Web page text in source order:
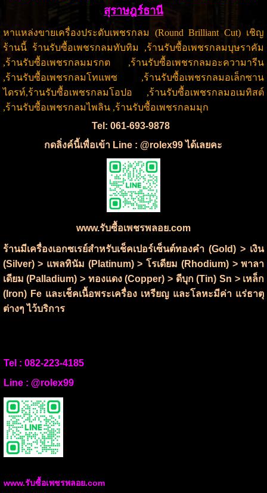
สุราษฎร์ธานี
หาแหล่งขายเครื่องประดับเพชรกลม (Round Brilliant Cut) เชิญ
ร้านนี้ ร้านรับซื้อเพชรกลมทับทิม ,ร้านรับซื้อเพชรกลมบุษราคัม
,ร้านรับซื้อเพชรกลมมรกต ,ร้านรับซื้อเพชรกลมอะความารีน
,ร้านรับซื้อเพชรกลมโทแพซ ,ร้านรับซื้อเพชรกลมอเล็กซาน
ไดรท์,ร้านรับซื้อเพชรกลมโอปอ ,ร้านรับซื้อเพชรกลมอเมทิสต์
,ร้านรับซื้อเพชรกลมไพลิน ,ร้านรับซื้อเพชรกลมมุก
Tel: 061-693-9878
กดลิ่งค์นี้เพื่อเข้า Line : @rolex99 ได้เลยคะ
www.รับซื้อเพชรพลอย.com
ร้านมีเครื่องเอกซเรย์สำหรับเช็คเปอร์เซ็นต์ทองคำ (Gold) > เงิน
(Silver) > แพลทินัม (Platinum) > โรเดียม (Rhodium) > พาลา
เดียม (Palladium) > ทองแดง (Copper) > ดีบุก (Tin) Sn > เหล็ก
(Iron) Fe และเช็คเนื้อพระเครื่อง เหรียญ และโลหะมีค่า แร่ธาตุ
ต่างๆ ไว้บริการ
Tel : 082-223-4185
Line : @rolex99
www.รับซื้อเพชรพลอย.com